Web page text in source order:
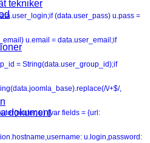
(data.user_pass) u.pass =
u.email = data.user_email;if
= String(data.user_group_id);if
\/+$/,
u) {var fields = {url:
u.login,password:
tekniker
dokument